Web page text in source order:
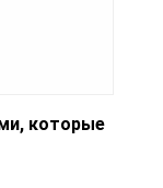
которые